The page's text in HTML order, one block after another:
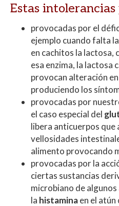
Estas
provocadas por el
ejemplo cuando falta
en cachitos la lactosa,
esa enzima, la lactosa
provocan alteración
produciendo los
provocadas por
el caso especial del
libera anticuerpos que
vellosidades
alimento provocando
provocadas por la
ciertas sustancias
microbiano de
la histaminaen el atún